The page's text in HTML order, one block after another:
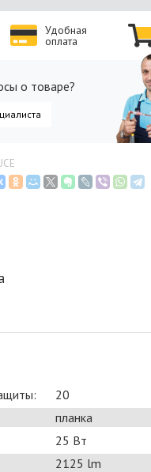
Удобная
оплата
о товаре?
20
планка
25 Bт
2125 lm